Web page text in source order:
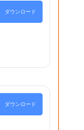
ダウンロード
ダウンロード